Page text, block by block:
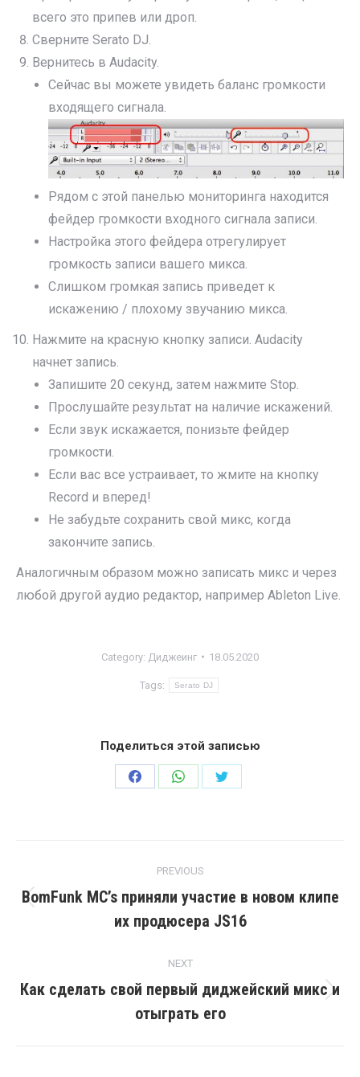
всего это припев или дроп.
Сверните Serato DJ.
Вернитесь в Audacity.
Сейчас вы можете увидеть баланс громкости
входящего сигнала.
Рядом с этой панелью мониторинга находится
фейдер громкости входного сигнала записи.
Настройка этого фейдера отрегулирует
громкость записи вашего микса.
Слишком громкая запись приведет к
искажению / плохому звучанию микса.
Нажмите на красную кнопку записи. Audacity
начнет запись.
Запишите 20 секунд, затем нажмите Stop.
Прослушайте результат на наличие искажений.
Если звук искажается, понизьте фейдер
громкости.
Если вас все устраивает, то жмите на кнопку
Record и вперед!
Не забудьте сохранить свой микс, когда
закончите запись.
Аналогичным образом можно записать микс и через
любой другой аудио редактор, например Ableton Live.
Category: Диджеинг 18.05.2020
Tags: Serato DJ
Поделиться этой записью
Share
Share
Share
navigation
PREVIOUS
Previous
post:
BomFunk MC’s приняли участие в новом клипе
их продюсера JS16
NEXT
Next
post:
Как сделать свой первый диджейский микс и
отыграть его